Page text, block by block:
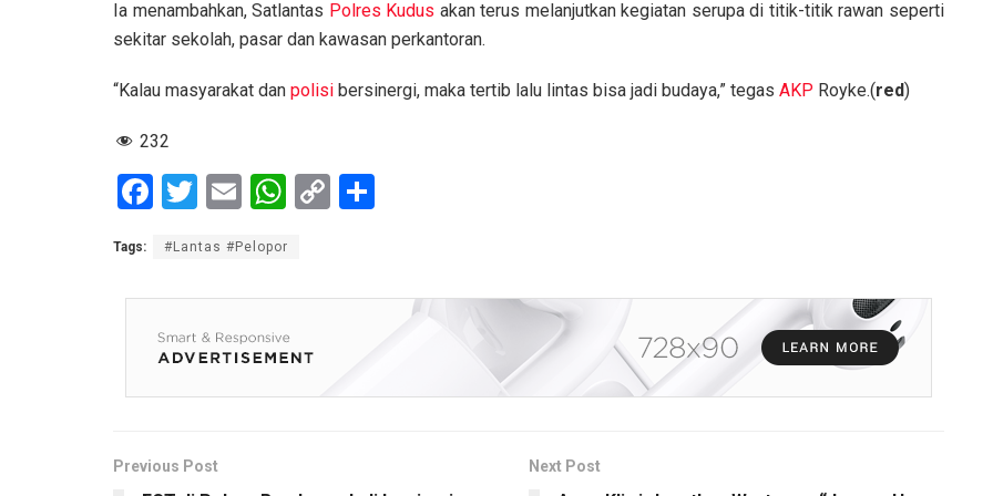
Ia menambahkan, Satlantas Polres Kudus akan terus melanjutkan kegiatan serupa di titik-titik rawan seperti
sekitar sekolah, pasar dan kawasan perkantoran.
“Kalau masyarakat dan polisi bersinergi, maka tertib lalu lintas bisa jadi budaya,” tegas AKP Royke.(red)
232
F
ce
b
o
o
k
T
tt
er
E
ail
W
s
A
p
p
C
Li e
Tags: #Lantas #Pelopor
Previous Post Next Post